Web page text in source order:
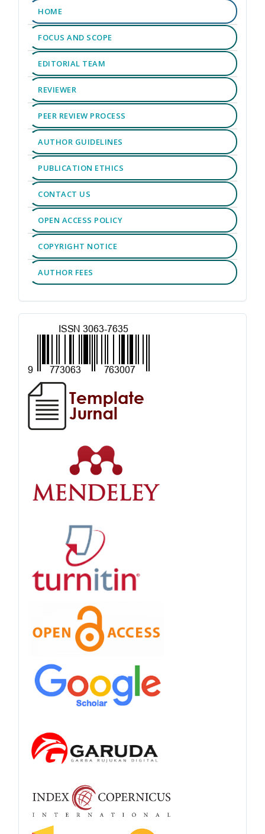
HOME
FOCUS AND SCOPE
EDITORIAL TEAM
REVIEWER
PEER REVIEW PROCESS
AUTHOR GUIDELINES
PUBLICATION ETHICS
CONTACT US
OPEN ACCESS POLICY
COPYRIGHT NOTICE
AUTHOR FEES